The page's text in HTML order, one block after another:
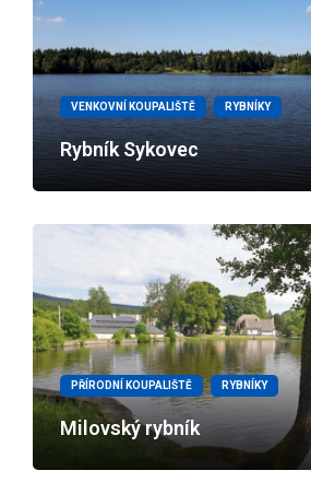
VENKOVNÍ KOUPALIŠTĚ RYBNÍKY
Rybník Sykovec
PŘÍRODNÍ KOUPALIŠTĚ RYBNÍKY
Milovský rybník